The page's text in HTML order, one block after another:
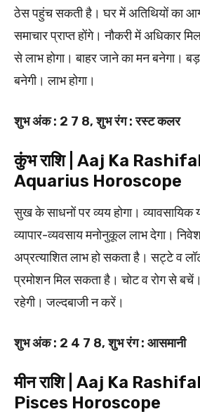
ठेस पहुंच सकती है। घर में अतिथियों का
समाचार प्राप्त होंगे। नौकरी में अधिकार
से लाभ होगा। बाहर जाने का मन बनेगा।
बनेगी। लाभ होगा।
शुभ अंक : 2 7 8, शुभ रंग : रस्ट कलर
कुंभ राशि | Aaj Ka
Aquarius Horoscope
सुख के साधनों पर व्यय होगा। व्यावसायिक
व्यापार-व्यवसाय मनोनुकूल लाभ देगा।
अप्रत्याशित लाभ हो सकता है। सट्टे व
प्रमोशन‍ मिल सकता है। चोट व रोग से
रहेगी। जल्दबाजी न करें।
शुभ अंक : 2 4 7 8, शुभ रंग : आसमानी
मीन राशि | Aaj Ka
Pisces Horoscope